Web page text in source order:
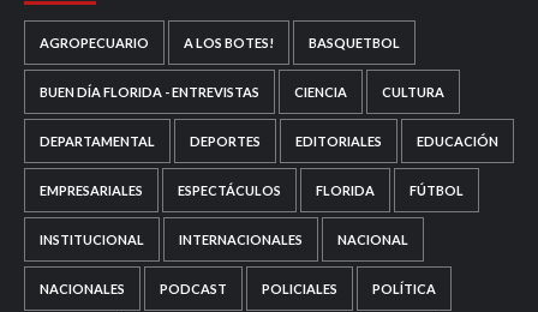
AGROPECUARIO A LOS BOTES! BASQUETBOL
BUEN DÍA FLORIDA - ENTREVISTAS CIENCIA CULTURA
DEPARTAMENTAL DEPORTES EDITORIALES EDUCACIÓN
EMPRESARIALES ESPECTÁCULOS FLORIDA FÚTBOL
INSTITUCIONAL INTERNACIONALES NACIONAL
NACIONALES PODCAST POLICIALES POLÍTICA